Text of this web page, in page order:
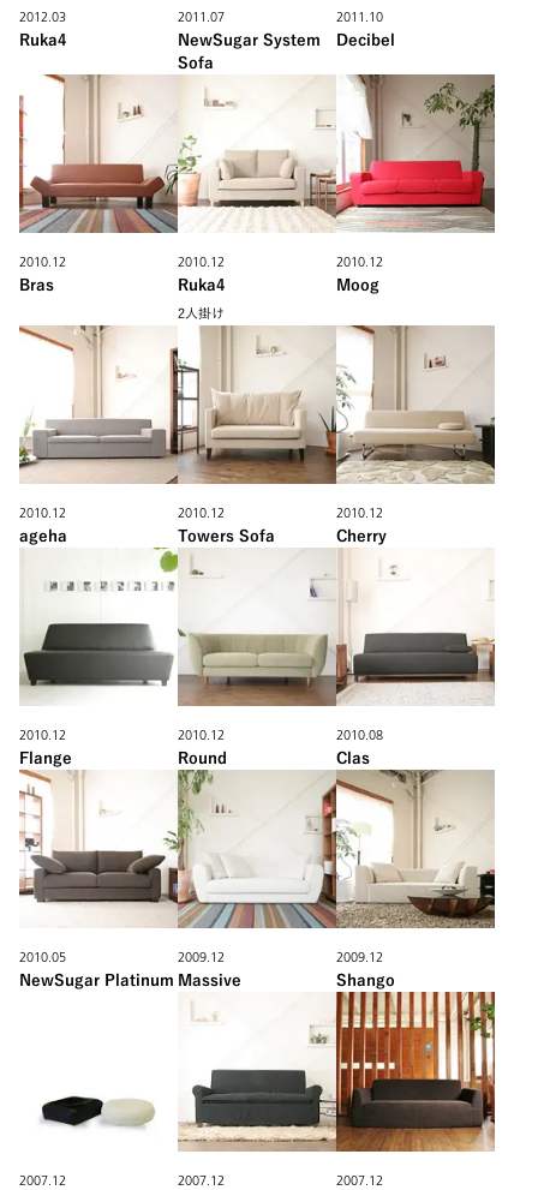
2012.03
Ruka4
2011.07
NewSugar System
Sofa
2011.10
Decibel
2010.12
Bras
2010.12
Ruka4
2人掛け
2010.12
Moog
2010.12
ageha
2010.12
Towers Sofa
2010.12
Cherry
2010.12
Flange
2010.12
Round
2010.08
Clas
2010.05
NewSugar Platinum
2009.12
Massive
2009.12
Shango
2007.12 2007.12 2007.12